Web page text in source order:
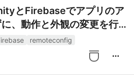
とFirebaseでアプリのア
、動作と外観の変更を行
remoteconfig
more_horiz